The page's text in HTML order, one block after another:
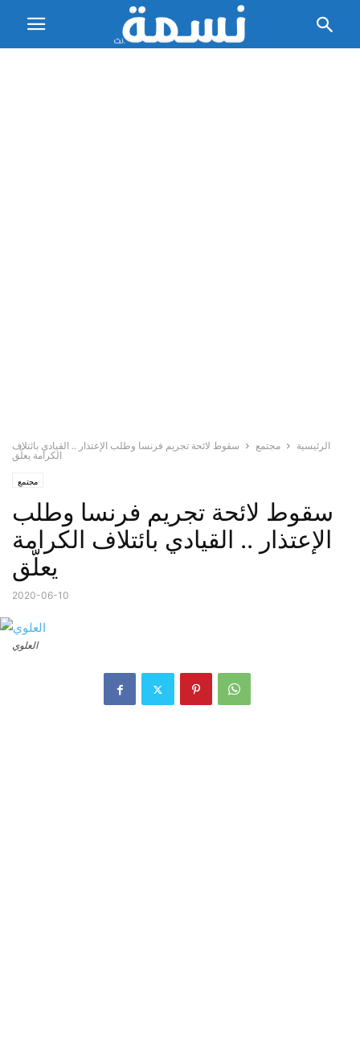
الرئيسية مجتمع
سقوط لائحة تجريم فرنسا وطلب الإعتذار .. القيادي بائتلاف
الكرامة يعلّق
مجتمع
سقوط لائحة تجريم فرنسا وطلب
الإعتذار .. القيادي بائتلاف الكرامة
يعلّق
2020-06-10
العلوي